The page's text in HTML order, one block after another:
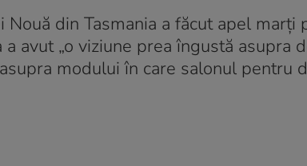
din Tasmania a făcut apel
avut „o viziune prea îngustă asupra
modului în care salonul pentru